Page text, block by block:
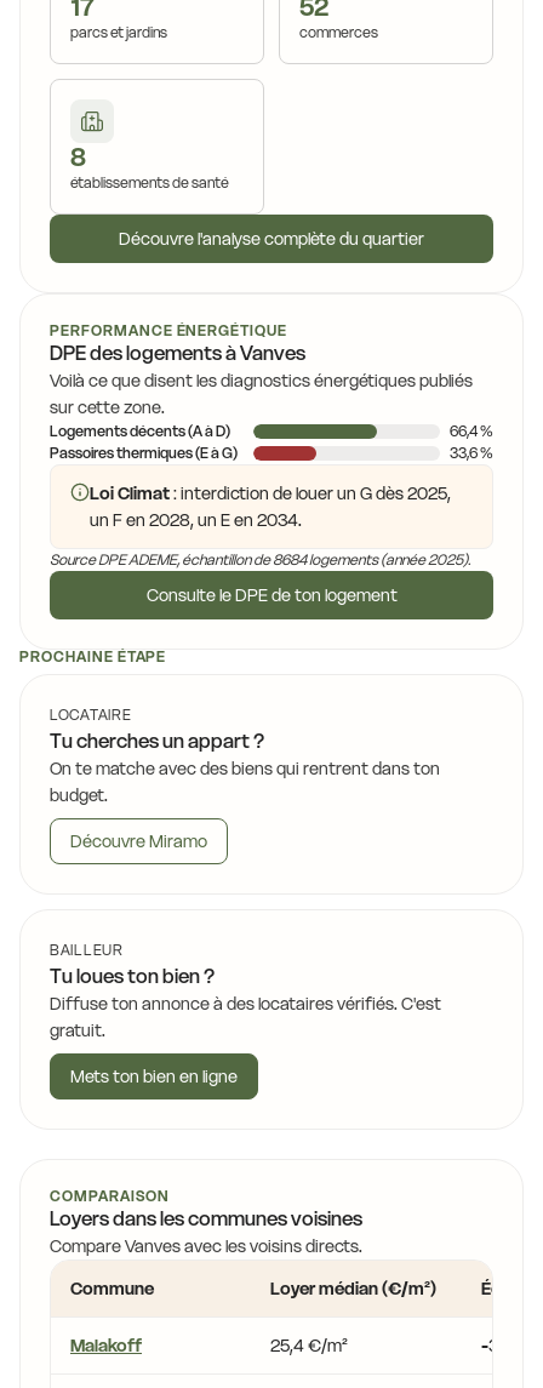
17
parcs et jardins
52
commerces
8
établissements de santé
Découvre l'analyse complète du quartier
PERFORMANCE ÉNERGÉTIQUE
DPE des logements à Vanves
Voilà ce que disent les diagnostics énergétiques publiés
sur cette zone.
Logements décents (A à D)
66,4 %
Passoires thermiques (E à G)
33,6 %
Loi Climat: interdiction de louer un G dès 2025,
un F en 2028, un E en 2034.
Source DPE ADEME, échantillon de 8684 logements (année 2025).
Consulte le DPE de ton logement
PROCHAINE ÉTAPE
LOCATAIRE
Tu cherches un appart ?
On te matche avec des biens qui rentrent dans ton
budget.
Découvre Miramo
BAILLEUR
Tu loues ton bien ?
Diffuse ton annonce à des locataires vérifiés. C'est
gratuit.
Mets ton bien en ligne
COMPARAISON
Loyers dans les communes voisines
Compare Vanves avec les voisins directs.
Commune
Loyer médian (€/m²) Écart
Malakoff 25,4 €/m² -3,1 %